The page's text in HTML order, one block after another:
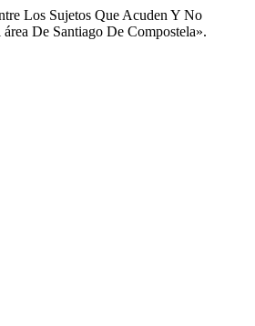
Los Sujetos Que Acuden Y No
De Santiago De Compostela».